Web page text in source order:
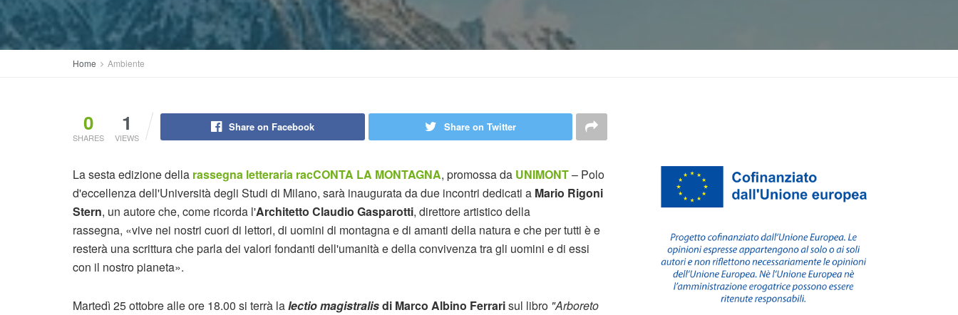
Home Ambiente
0
SHARES
1
VIEWS
Share on Facebook Share on Twitter
La sesta edizione della rassegna letteraria racCONTA LA MONTAGNA, promossa da UNIMONT– Polo
d'eccellenza dell'Università degli Studi di Milano, sarà inaugurata da due incontri dedicati a Mario Rigoni
Stern, un autore che, come ricorda l'Architetto Claudio Gasparotti, direttore artistico della
rassegna, «vive nei nostri cuori di lettori, di uomini di montagna e di amanti della natura e che per tutti è e
resterà una scrittura che parla dei valori fondanti dell'umanità e della convivenza tra gli uomini e di essi
con il nostro pianeta».
Martedì 25 ottobre alle ore 18.00 si terrà lalectio magistralisdi Marco Albino Ferrarisul libro "Arboreto